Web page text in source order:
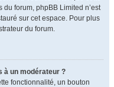
du forum, phpBB Limited n’est
sur cet espace. Pour plus
du forum.
à un modérateur ?
fonctionnalité, un bouton